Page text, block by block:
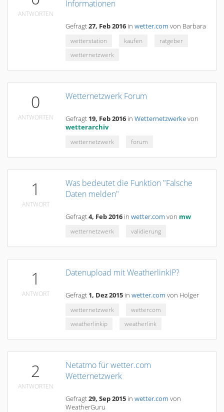
ANTWORTEN
Informationen
Gefragt27, Feb 2016 in wetter.com von Barbara
wetterstation
kaufen
ratgeber
wetternetzwerk
0
ANTWORTEN
Wetternetzwerk Forum
Gefragt 19, Feb 2016 in Wetternetzwerkevon
wetterarchiv
wetternetzwerk
forum
1
ANTWORT
Was bedeutet die Funktion "Falsche
Daten melden"
Gefragt4, Feb 2016 in wetter.com von mw
wetternetzwerk
validierung
1
ANTWORT
Datenupload mit WeatherlinkIP?
Gefragt 1, Dez 2015 in wetter.com von Holger
wetternetzwerk
wettercom
weatherlinkip
weatherlink
2
ANTWORTEN
Netatmo für wetter.com
Wetternetzwerk
Gefragt29, Sep 2015 in wetter.com von
WeatherGuru